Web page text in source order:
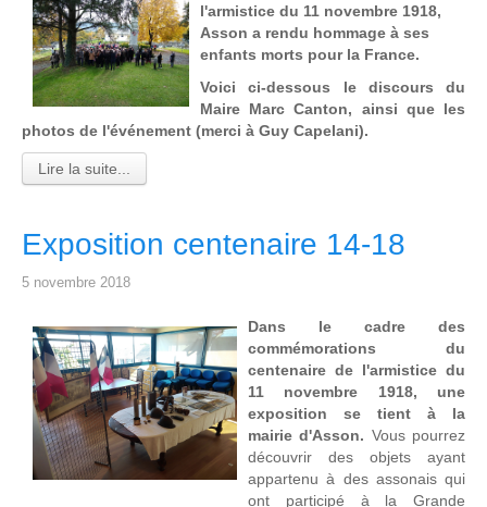
l'armistice du 11 novembre 1918,
Asson a rendu hommage à ses
enfants morts pour la France.
Voici ci-dessous le discours du
Maire Marc Canton, ainsi que les
photos de l'événement (merci à Guy Capelani).
Lire la suite...
Exposition centenaire 14-18
5 novembre 2018
Dans le cadre des
commémorations du
centenaire de l'armistice du
11 novembre 1918, une
exposition se tient à la
mairie d'Asson. Vous pourrez
découvrir des objets ayant
appartenu à des assonais qui
ont participé à la Grande